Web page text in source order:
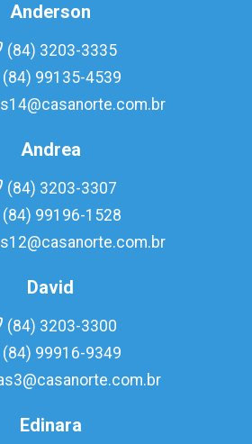
Anderson
(84) 3203-3335
(84) 99135-4539
Andrea
(84) 3203-3307
(84) 99196-1528
David
(84) 3203-3300
(84) 99916-9349
Edinara